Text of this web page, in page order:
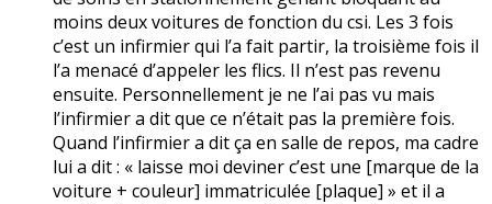
moins deux voitures de fonction du csi. Les 3 fois
c’est un infirmier qui l’a fait partir, la troisième fois il
l’a menacé d’appeler les flics. Il n’est pas revenu
ensuite. Personnellement je ne l’ai pas vu mais
l’infirmier a dit que ce n’était pas la première fois.
Quand l’infirmier a dit ça en salle de repos, ma cadre
lui a dit : « laisse moi deviner c’est une [marque de la
voiture + couleur] immatriculée [plaque] » et il a